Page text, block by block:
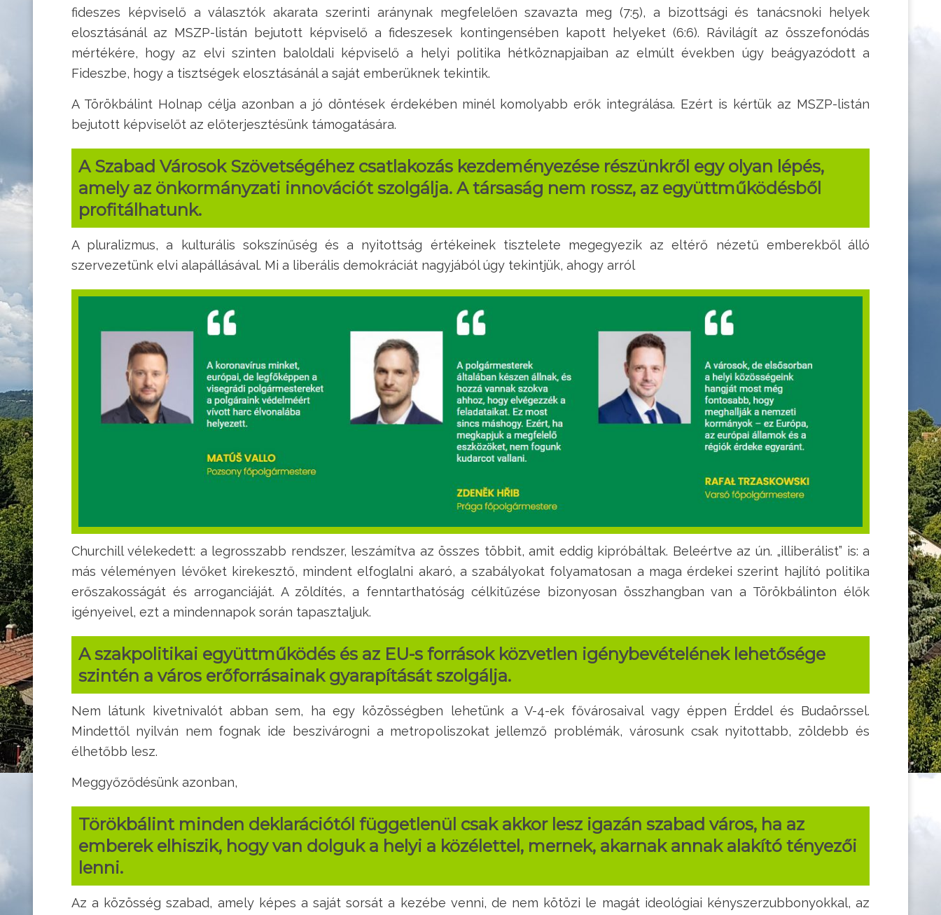
fideszes képviselő a választók akarata szerinti aránynak megfelelően szavazta meg (7:5), a bizottsági és tanácsnoki helyek
elosztásánál az MSZP-listán bejutott képviselő a fideszesek kontingensében kapott helyeket (6:6). Rávilágít az összefonódás
mértékére, hogy az elvi szinten baloldali képviselő a helyi politika hétköznapjaiban az elmúlt években úgy beágyazódott a
Fideszbe, hogy a tisztségek elosztásánál a saját emberüknek tekintik.
A Törökbálint Holnap célja azonban a jó döntések érdekében minél komolyabb erők integrálása. Ezért is kértük az MSZP-listán
bejutott képviselőt az előterjesztésünk támogatására.
A Szabad Városok Szövetségéhez csatlakozás kezdeményezése részünkről egy olyan lépés,
amely az önkormányzati innovációt szolgálja. A társaság nem rossz, az együttműködésből
profitálhatunk.
A pluralizmus, a kulturális sokszínűség és a nyitottság értékeinek tisztelete megegyezik az eltérő nézetű emberekből álló
szervezetünk elvi alapállásával. Mi a liberális demokráciát nagyjából úgy tekintjük, ahogy arról
Churchill vélekedett: a legrosszabb rendszer, leszámítva az összes többit, amit eddig kipróbáltak. Beleértve az ún. „illiberálist” is: a
más véleményen lévőket kirekesztő, mindent elfoglalni akaró, a szabályokat folyamatosan a maga érdekei szerint hajlító politika
erőszakosságát és arroganciáját. A zöldítés, a fenntarthatóság célkitűzése bizonyosan összhangban van a Törökbálinton élők
igényeivel, ezt a mindennapok során tapasztaljuk.
A szakpolitikai együttműködés és az EU-s források közvetlen igénybevételének lehetősége
szintén a város erőforrásainak gyarapítását szolgálja.
Nem látunk kivetnivalót abban sem, ha egy közösségben lehetünk a V-4-ek fővárosaival vagy éppen Érddel és Budaörssel.
Mindettől nyilván nem fognak ide beszivárogni a metropoliszokat jellemző problémák, városunk csak nyitottabb, zöldebb és
élhetőbb lesz.
Meggyőződésünk azonban,
Törökbálint minden deklarációtól függetlenül csak akkor lesz igazán szabad város, ha az
emberek elhiszik, hogy van dolguk a helyi a közélettel, mernek, akarnak annak alakító tényezői
lenni.
Az a közösség szabad, amely képes a saját sorsát a kezébe venni, de nem kötözi le magát ideológiai kényszerzubbonyokkal, az